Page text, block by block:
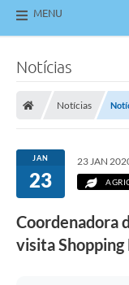
MENU
Notícias
Notícias
JAN
23
23 JAN
Coordenadora
visita Shopping